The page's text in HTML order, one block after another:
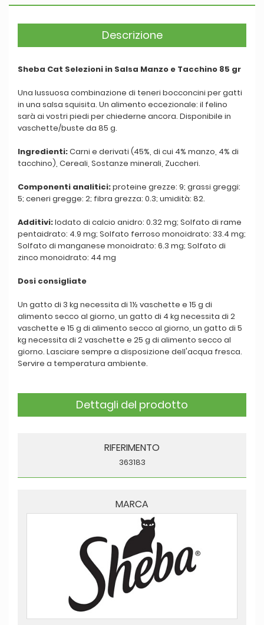
Descrizione
Sheba Cat Selezioni in Salsa Manzo e Tacchino 85 gr
Una lussuosa combinazione di teneri bocconcini per gatti
in una salsa squisita. Un alimento eccezionale: il felino
sarà ai vostri piedi per chiederne ancora. Disponibile in
vaschette/buste da 85 g.
Ingredienti:Carni e derivati (45%, di cui 4% manzo, 4% di
tacchino), Cereali, Sostanze minerali, Zuccheri.
Componenti analitici:proteine grezze: 9; grassi greggi:
5; ceneri gregge: 2; fibra grezza: 0.3; umidità: 82.
Additivi:Iodato di calcio anidro: 0.32 mg; Solfato di rame
pentaidrato: 4.9 mg; Solfato ferroso monoidrato: 33.4 mg;
Solfato di manganese monoidrato: 6.3 mg; Solfato di
zinco monoidrato: 44 mg
Dosi consigliate
Un gatto di 3 kg necessita di 1½ vaschette e 15 g di
alimento secco al giorno, un gatto di 4 kg necessita di 2
vaschette e 15 g di alimento secco al giorno, un gatto di 5
kg necessita di 2 vaschette e 25 g di alimento secco al
giorno. Lasciare sempre a disposizione dell'acqua fresca.
Servire a temperatura ambiente.
Dettagli del prodotto
RIFERIMENTO
363183
MARCA